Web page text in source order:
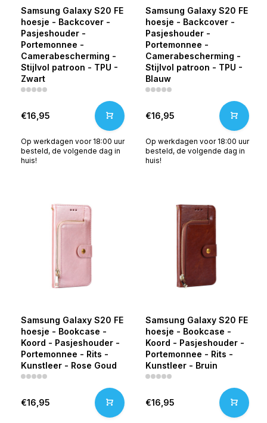
Samsung Galaxy S20 FE
hoesje - Backcover -
Pasjeshouder -
Portemonnee -
Camerabescherming -
Stijlvol patroon - TPU -
Zwart
€16,95
Op werkdagen voor 18:00 uur
besteld, de volgende dag in
huis!
Samsung Galaxy S20 FE
hoesje - Backcover -
Pasjeshouder -
Portemonnee -
Camerabescherming -
Stijlvol patroon - TPU -
Blauw
€16,95
Op werkdagen voor 18:00 uur
besteld, de volgende dag in
huis!
Samsung Galaxy S20 FE
hoesje - Bookcase -
Koord - Pasjeshouder -
Portemonnee - Rits -
Kunstleer - Rose Goud
€16,95
Samsung Galaxy S20 FE
hoesje - Bookcase -
Koord - Pasjeshouder -
Portemonnee - Rits -
Kunstleer - Bruin
€16,95